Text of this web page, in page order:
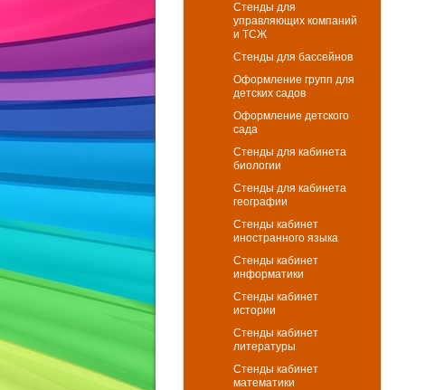
Стенды для
управляющих компаний
и ТСЖ
Стенды для бассейнов
Оформление групп для
детских садов
Оформление детского
сада
Стенды для кабинета
биологии
Стенды для кабинета
географии
Стенды кабинет
иностранного языка
Стенды кабинет
информатики
Стенды кабинет
истории
Стенды кабинет
литературы
Стенды кабинет
математики